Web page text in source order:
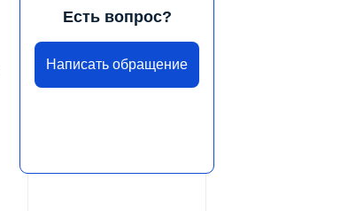
Есть вопрос?
Написать обращение